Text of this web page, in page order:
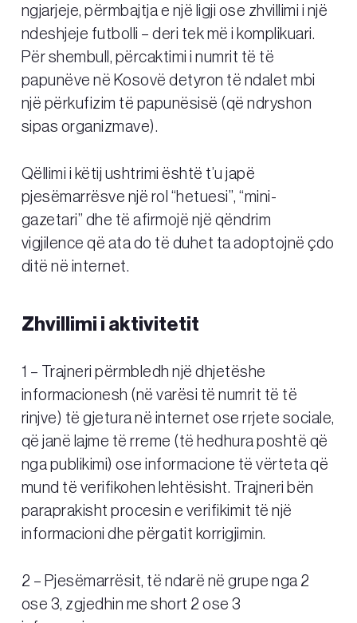
ngjarjeje, përmbajtja e një ligji ose zhvillimi i një
ndeshjeje futbolli – deri tek më i komplikuari.
Për shembull, përcaktimi i numrit të të
papunëve në Kosovë detyron të ndalet mbi
një përkufizim të papunësisë (që ndryshon
sipas organizmave).
Qëllimi i këtij ushtrimi është t’u japë
pjesëmarrësve një rol “hetuesi”, “mini-
gazetari” dhe të afirmojë një qëndrim
vigjilence që ata do të duhet ta adoptojnë çdo
ditë në internet.
Zhvillimi i aktivitetit
1 – Trajneri përmbledh një dhjetëshe
informacionesh (në varësi të numrit të të
rinjve) të gjetura në internet ose rrjete sociale,
që janë lajme të rreme (të hedhura poshtë që
nga publikimi) ose informacione të vërteta që
mund të verifikohen lehtësisht. Trajneri bën
paraprakisht procesin e verifikimit të një
informacioni dhe përgatit korrigjimin.
2 – Pjesëmarrësit, të ndarë në grupe nga 2
ose 3, zgjedhin me short 2 ose 3